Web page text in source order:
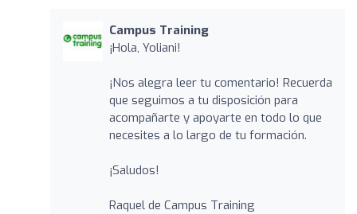
Campus Training
¡Hola, Yoliani!
¡Nos alegra leer tu comentario! Recuerda
que seguimos a tu disposición para
acompañarte y apoyarte en todo lo que
necesites a lo largo de tu formación.
¡Saludos!
Raquel de Campus Training